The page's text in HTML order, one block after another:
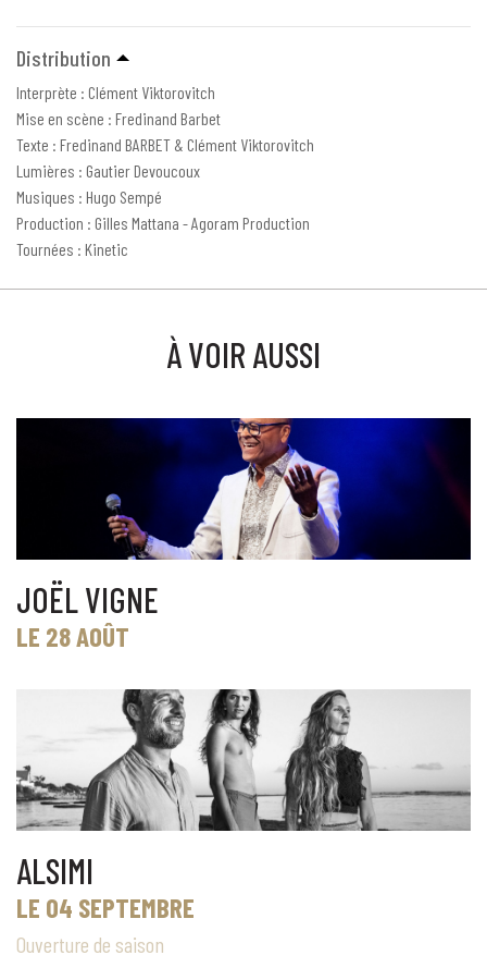
Distribution
Interprète : Clément Viktorovitch
Mise en scène : Fredinand Barbet
Texte : Fredinand BARBET & Clément Viktorovitch
Lumières : Gautier Devoucoux
Musiques : Hugo Sempé
Production : Gilles Mattana - Agoram Production
Tournées : Kinetic
À VOIR AUSSI
JOËL VIGNE
LE 28 AOÛT
ALSIMI
LE 04 SEPTEMBRE
Ouverture de saison